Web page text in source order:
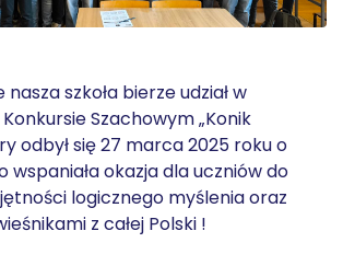
szkoła bierze udział w
Szachowym „Konik
odbył się 27 marca 2025 roku o
wspaniała okazja dla uczniów do
logicznego myślenia oraz
z całej Polski !